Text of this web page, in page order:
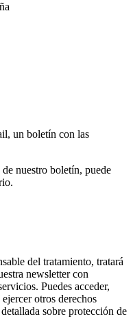
un boletín con las
nuestro boletín, puede
del tratamiento, tratará
newsletter con
Puedes acceder,
otros derechos
sobre protección de